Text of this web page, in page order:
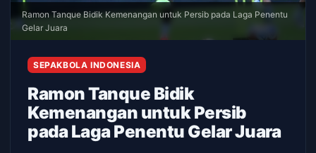
Ramon Tanque Bidik Kemenangan untuk Persib pada Laga Penentu
Gelar Juara
SEPAKBOLA INDONESIA
Ramon Tanque Bidik
Kemenangan untuk Persib
pada Laga Penentu Gelar Juara